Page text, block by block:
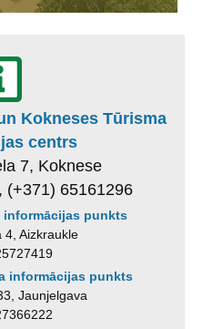
Kokneses Tūrisma
centrs
7, Koknese
(+371) 65161296
informācijas punkts
4, Aizkraukle
informācijas punkts
Jaunjelgava